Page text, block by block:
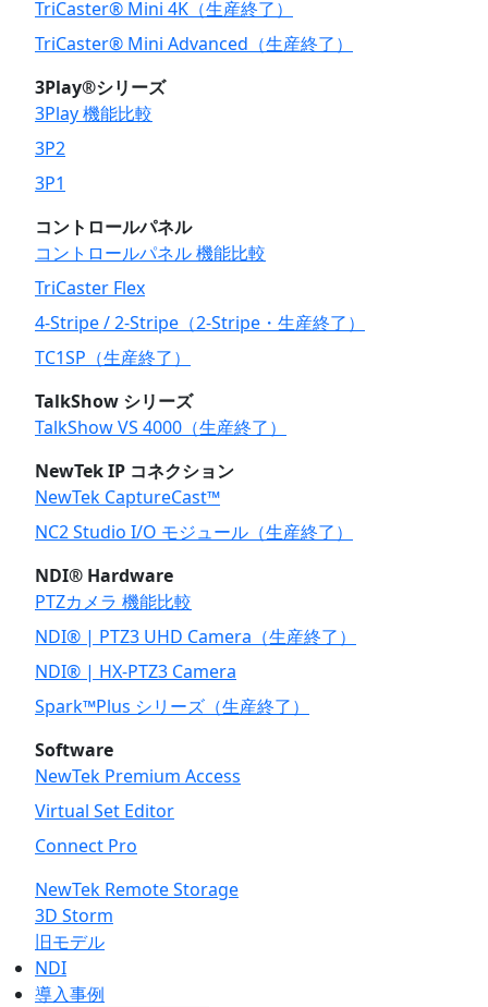
TriCaster® Mini 4K（生産終了）
TriCaster® Mini Advanced（生産終了）
3Play®シリーズ
3Play 機能比較
3P2
3P1
コントロールパネル
コントロールパネル 機能比較
TriCaster Flex
4-Stripe / 2-Stripe（2-Stripe・生産終了）
TC1SP（生産終了）
TalkShow シリーズ
TalkShow VS 4000（生産終了）
NewTek IP コネクション
NewTek CaptureCast™
NC2 Studio I/O モジュール（生産終了）
NDI® Hardware
PTZカメラ 機能比較
NDI® | PTZ3 UHD Camera（生産終了）
NDI® | HX-PTZ3 Camera
Spark™Plus シリーズ（生産終了）
Software
NewTek Premium Access
Virtual Set Editor
Connect Pro
NewTek Remote Storage
3D Storm
旧モデル
NDI
導入事例